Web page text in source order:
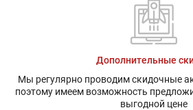
Дополнительные
Мы регулярно проводим скидочные
поэтому имеем возможность
выгодной цене